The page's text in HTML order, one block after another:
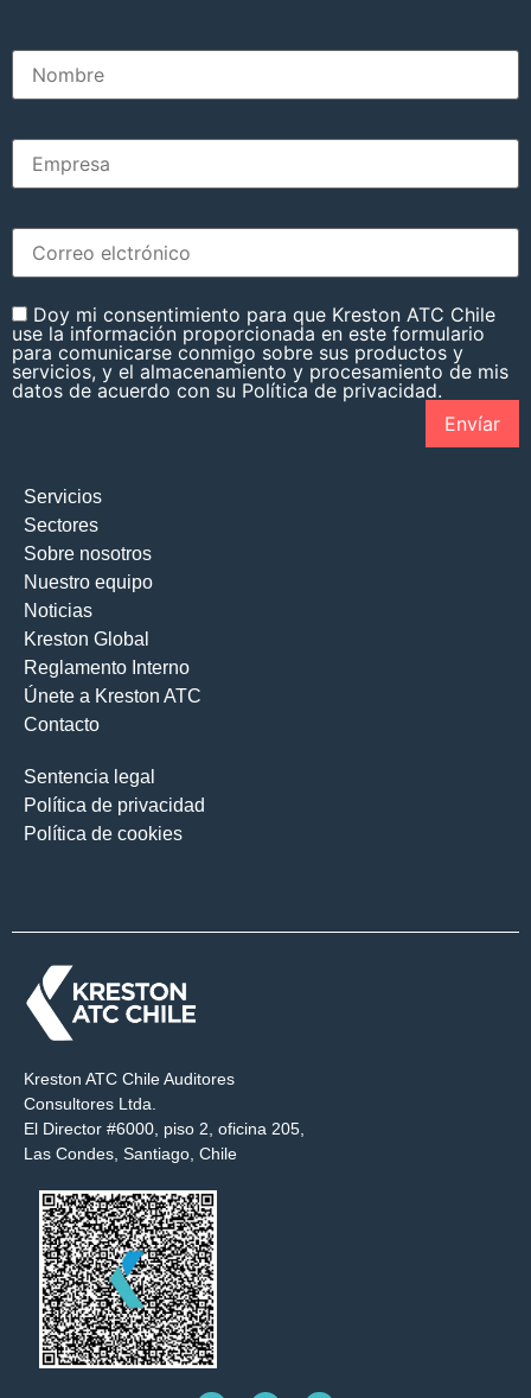
Servicios
Sectores
Sobre nosotros
Nuestro equipo
Noticias
Kreston Global
Reglamento Interno
Únete a Kreston ATC
Contacto
Sentencia legal
Política de privacidad
Política de cookies
Doy mi consentimiento para que Kreston ATC Chile
use la información proporcionada en este formulario
para comunicarse conmigo sobre sus productos y
servicios, y el almacenamiento y procesamiento de mis
datos de acuerdo con su Política de privacidad.
Kreston ATC Chile Auditores
Consultores Ltda.
El Director #6000, piso 2, oficina 205,
Las Condes, Santiago, Chile